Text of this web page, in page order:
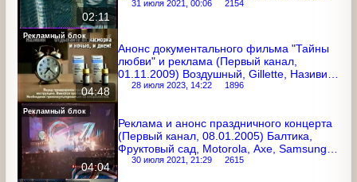
02:11
Efes Pilsener, Samsung, Rolsen, Балтика
31 июля 2021, 00:06 2154
Рекламный блок
04:48
любви" и реклама (Первый канал,
01.11.2009) Воздушный, Gillette,
Називин, Garnier, Доширак, Pampers,
Мегафон, Dolce&Gabbana, Kiwi,
28 июля 2023, 14:22 1896
Рекламный блок
Рекламный блок